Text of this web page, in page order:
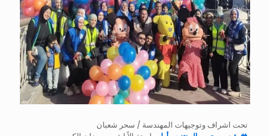
تحت اشراف وتوجيهات المهندسة / سحر شعبان